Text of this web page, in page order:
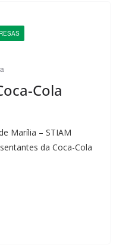
Cola
Marília – STIAM
da Coca-Cola